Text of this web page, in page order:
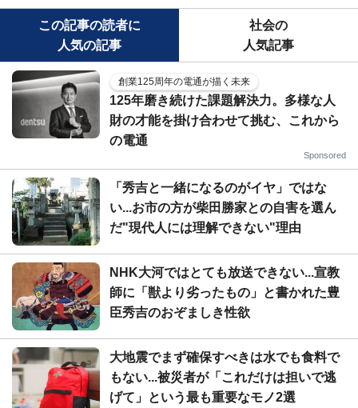
この記事の読者に
人気の記事
社会の
人気記事
創業125周年の電通が描く未来
125年磨き続けた課題解決力。多様な人
財の才能を掛け合わせて挑む、これから
の電通
Sponsored
「秀吉と一緒になるのがイヤ」ではな
い...お市の方が柴田勝家との自害を選ん
だ"現代人には理解できない"理由
NHK大河ではとても放送できない...宣教
師に「獣より劣ったもの」と書かれた豊
臣秀吉のおぞましき性欲
大地震でまず確保すべきは水でも食料で
もない...被災者が「これだけは担いで逃
げて」という最も重要なモノ2選